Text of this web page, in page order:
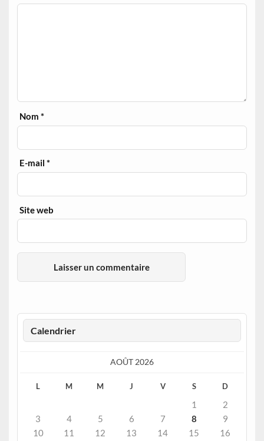
Nom*
E-mail*
Site web
Calendrier
AOÛT 2026
L M M J V S D
1
2
3
4 5 6 7 8
9
10
11 12 13 14 15
16